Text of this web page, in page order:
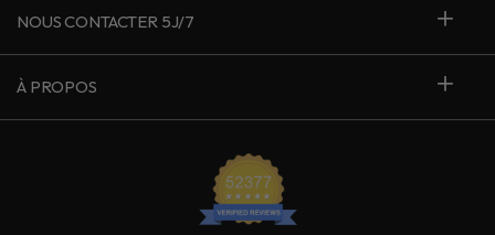
NOUS CONTACTER 5J/7
À PROPOS